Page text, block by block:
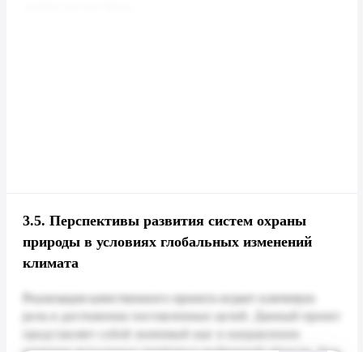
3.5. Перспективы развития систем охраны
природы в условиях глобальных изменений
климата